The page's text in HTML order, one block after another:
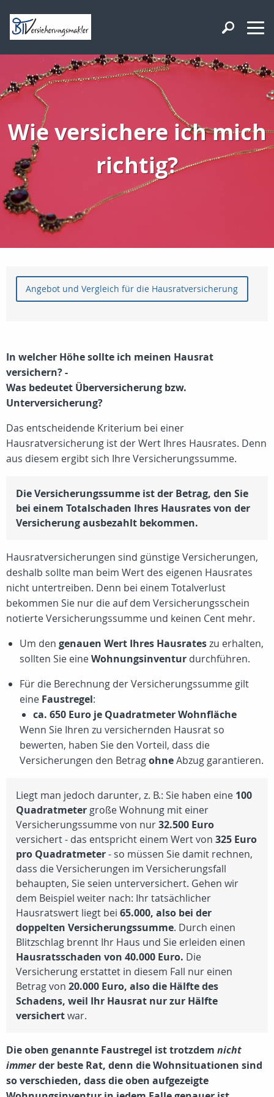
Wie versichere ich mich
richtig?
Angebot und Vergleich für die Hausratversicherung
In welcher Höhe sollte ich meinen Hausrat
versichern? -
Was bedeutet Überversicherung bzw.
Unterversicherung?
Das entscheidende Kriterium bei einer
Hausratversicherung ist der Wert Ihres Hausrates. Denn
aus diesem ergibt sich Ihre Versicherungssumme.
Die Versicherungssumme ist der Betrag, den Sie
bei einem Totalschaden Ihres Hausrates von der
Versicherung ausbezahlt bekommen.
Hausratversicherungen sind günstige Versicherungen,
deshalb sollte man beim Wert des eigenen Hausrates
nicht untertreiben. Denn bei einem Totalverlust
bekommen Sie nur die auf dem Versicherungsschein
notierte Versicherungssumme und keinen Cent mehr.
Um den genauen Wert Ihres Hausrateszu erhalten,
sollten Sie eineWohnungsinventur durchführen.
Für die Berechnung der Versicherungssumme gilt
eine Faustregel:
ca. 650 Euro je Quadratmeter Wohnfläche
Wenn Sie Ihren zu versichernden Hausrat so
bewerten, haben Sie den Vorteil, dass die
Versicherungen den BetragohneAbzug garantieren.
Liegt man jedoch darunter, z. B.: Sie haben eine 100
Quadratmetergroße Wohnung mit einer
Versicherungssumme von nur32.500 Euro
versichert - das entspricht einem Wert von 325 Euro
pro Quadratmeter- so müssen Sie damit rechnen,
dass die Versicherungen im Versicherungsfall
behaupten, Sie seien unterversichert. Gehen wir
dem Beispiel weiter nach: Ihr tatsächlicher
Hausratswert liegt bei 65.000, also bei der
doppelten Versicherungssumme. Durch einen
Blitzschlag brennt Ihr Haus und Sie erleiden einen
Hausratsschaden von 40.000 Euro. Die
Versicherung erstattet in diesem Fall nur einen
Betrag von 20.000 Euro, also die Hälfte des
Schadens, weil Ihr Hausrat nur zur Hälfte
versichertwar.
Die oben genannte Faustregel ist trotzdem nicht
immerder beste Rat, denn die Wohnsituationen sind
so verschieden, dass die oben aufgezeigte